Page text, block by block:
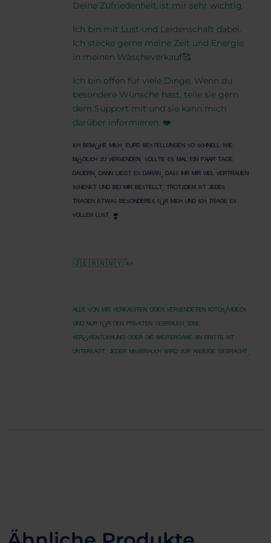
Deine Zufriedenheit ist mir sehr wichtig.
Ich bin mit Lust und Leidenschaft dabei.
Ich stecke gerne meine Zeit und Energie
in meinen Wäscheverkauf🥰.
Ich bin offen für viele Dinge. Wenn du
besondere Wünsche hast, teile sie gern
dem Support mit und sie kann mich
darüber informieren. ❤️
ᴵᶜᴴ ᴮᴱᴹüᴴᴱ ᴹᴵᶜᴴ, ᴱᵁᴿᴱ ᴮᴱˢᵀᴱᴸᴸᵁᴺᴳᴱᴺ ˢᴼ ˢᶜᴴᴺᴱᴸᴸ ᵂᴵᴱ
ᴹöᴳᴸᴵᶜᴴ ᶻᵁ ᵛᴱᴿˢᴱᴺᴰᴱᴺ. ˢᴼᴸᴸᵀᴱ ᴱˢ ᴹᴬᴸ ᴱᴵᴺ ᴾᴬᴬᴿ ᵀᴬᴳᴱ
ᴰᴬᵁᴱᴿᴺ, ᴰᴬᴺᴺ ᴸᴵᴱᴳᵀ ᴱˢ ᴰᴬᴿᴬᴺ, ᴰᴬˢˢ ᴵᴴᴿ ᴹᴵᴿ ᵛᴵᴱᴸ ᵛᴱᴿᵀᴿᴬᵁᴱᴺ
ˢᶜᴴᴱᴺᴷᵀ ᵁᴺᴰ ᴮᴱᴵ ᴹᴵᴿ ᴮᴱˢᵀᴱᴸᴸᵀ. ᵀᴿᴼᵀᶻᴰᴱᴹ ᴵˢᵀ ᴶᴱᴰᴱˢ
ᵀᴿᴬᴳᴱᴺ ᴱᵀᵂᴬˢ ᴮᴱˢᴼᴺᴰᴱᴿᴱˢ ᶠüᴿ ᴹᴵᶜᴴ ᵁᴺᴰ ᴵᶜᴴ ᵀᴿᴬᴳᴱ ᴱˢ
ᵛᴼᴸᴸᴱᴿ ᴸᵁˢᵀ. ❣️
🇯​🇪​🇦​🇳​🇳​🇾​𓅨
ᴬᴸᴸᴱ ᵛᴼᴺ ᴹᴵᴿ ᵛᴱᴿᴷᴬᵁᶠᵀᴱᴺ ᴼᴰᴱᴿ ᵛᴱᴿˢᴱᴺᴰᴱᵀᴱᴺ ᶠᴼᵀᴼˢ/ᵛᴵᴰᴱᴼˢ
ˢᴵᴺᴰ ᴺᵁᴿ ᶠüᴿ ᴰᴱᴺ ᴾᴿᴵᵛᴬᵀᴱᴺ ᴳᴱᴮᴿᴬᵁᶜᴴ. ᴱᴵᴺᴱ
ᵛᴱᴿöᶠᶠᴱᴺᵀᴸᴵᶜᴴᵁᴺᴳ ᴼᴰᴱᴿ ᴰᴵᴱ ᵂᴱᴵᵀᴱᴿᴳᴬᴮᴱ ᴬᴺ ᴰᴿᴵᵀᵀᴱ ᴵˢᵀ
ᵁᴺᵀᴱᴿˢᴬᴳᵀ. ᴶᴱᴰᴱᴿ ᴹᴵˢˢᴮᴿᴬᵁᶜᴴ ᵂᴵᴿᴰ ᶻᵁᴿ ᴬᴺᶻᴱᴵᴳᴱ ᴳᴱᴮᴿᴬᶜᴴᵀ.